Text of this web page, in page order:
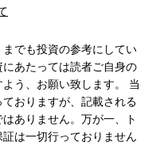
でも投資の参考にしてい
あたっては読者ご自身の
う、お願い致します。 当
おりますが、記載される
ありません。万が一、ト
は一切行っておりません